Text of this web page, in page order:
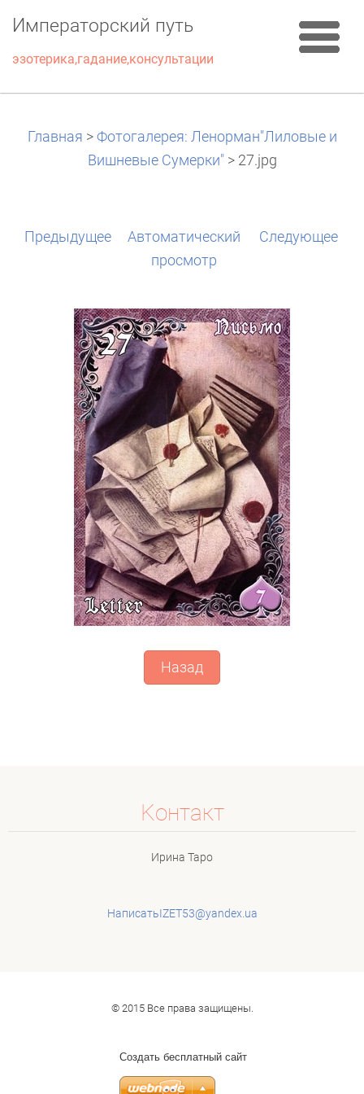
Императорский путь
эзотерика,гадание,консультации
Главная > Фотогалерея: Ленорман"Лиловые и
Вишневые Сумерки" > 27.jpg
Предыдущее
Aвтоматический
просмотр
Следующее
Назад
Koнтакт
Ирина Таро
НаписатьIZET53@yandex.ua
© 2015 Все права защищены.
Создать бесплатный сайт